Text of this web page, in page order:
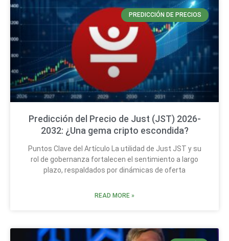
PREDICCIÓN DE PRECIOS
Predicción del Precio de Just (JST) 2026-
2032: ¿Una gema cripto escondida?
Puntos Clave del Artículo La utilidad de Just JST y su
rol de gobernanza fortalecen el sentimiento a largo
plazo, respaldados por dinámicas de oferta
READ MORE »